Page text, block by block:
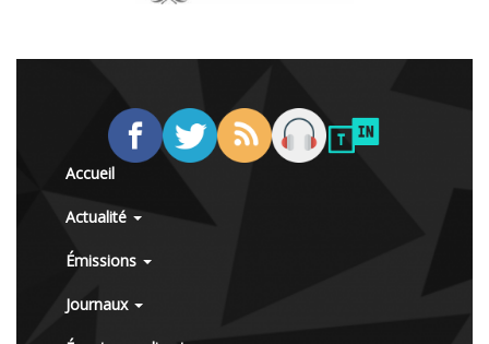
Accueil
Actualité
Émissions
Journaux